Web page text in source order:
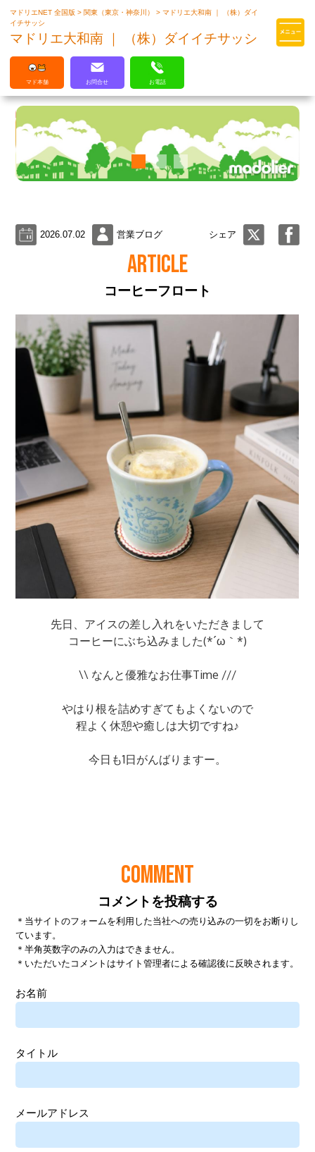
マドリエはLIXILの厳しい基準を
マドリエNET 全国版> 関東（東京・神奈川）>マドリエ大和南 ｜ （株）ダイ
イチサッシ
マドリエ大和南 ｜ （株）ダイイチサッシ
マド本舗 お問合せ お電話
2026.07.02 営業ブログ シェア
ARTICLE
コーヒーフロート
COMMENT
コメントを投稿する
＊当サイトのフォームを利用した当社への売り込みの一切をお断りし
ています。
＊半角英数字のみの入力はできません。
＊いただいたコメントはサイト管理者による確認後に反映されます。
お名前
タイトル
メールアドレス